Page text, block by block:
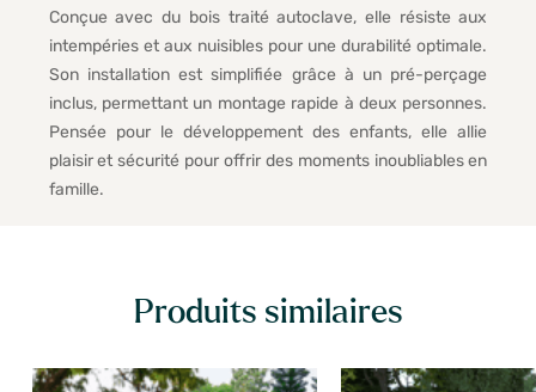
Conçue avec du bois traité autoclave, elle résiste aux
intempéries et aux nuisibles pour une durabilité optimale.
Son installation est simplifiée grâce à un pré-perçage
inclus, permettant un montage rapide à deux personnes.
Pensée pour le développement des enfants, elle allie
plaisir et sécurité pour offrir des moments inoubliables en
famille.
Produits similaires